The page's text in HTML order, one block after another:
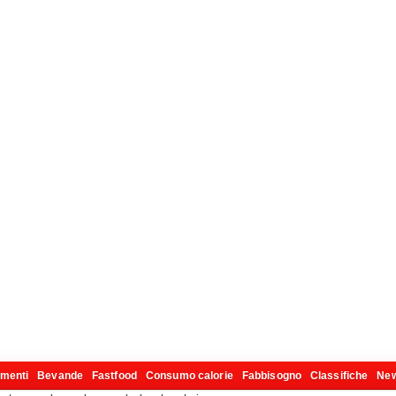
Bevande Fastfood Consumo calorie Fabbisogno Classifiche